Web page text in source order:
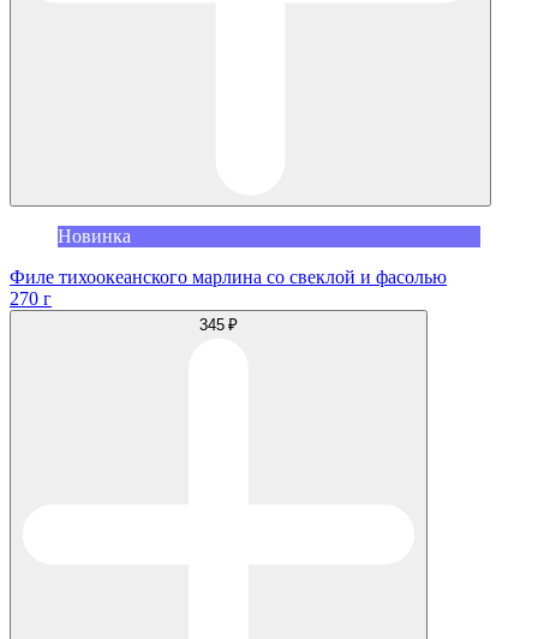
Новинка
Филе тихоокеанского марлина со свеклой и фасолью
270 г
345 ₽